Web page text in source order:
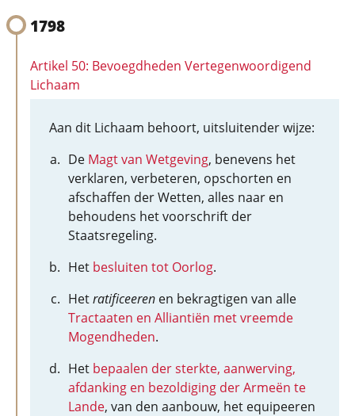
1798
Artikel 50: Bevoegdheden Vertegenwoordigend
Lichaam
Aan dit Lichaam behoort, uitsluitender wijze:
De Magt van Wetgeving, benevens het
verklaren, verbeteren, opschorten en
afschaffen der Wetten, alles naar en
behoudens het voorschrift der
Staatsregeling.
Het besluiten tot Oorlog.
Hetratificeeren en bekragtigen van alle
Tractaaten en Alliantiën met vreemde
Mogendheden.
Het bepaalen der sterkte, aanwerving,
afdanking en bezoldiging der Armeën te
Lande, van den aanbouw, het equipeeren